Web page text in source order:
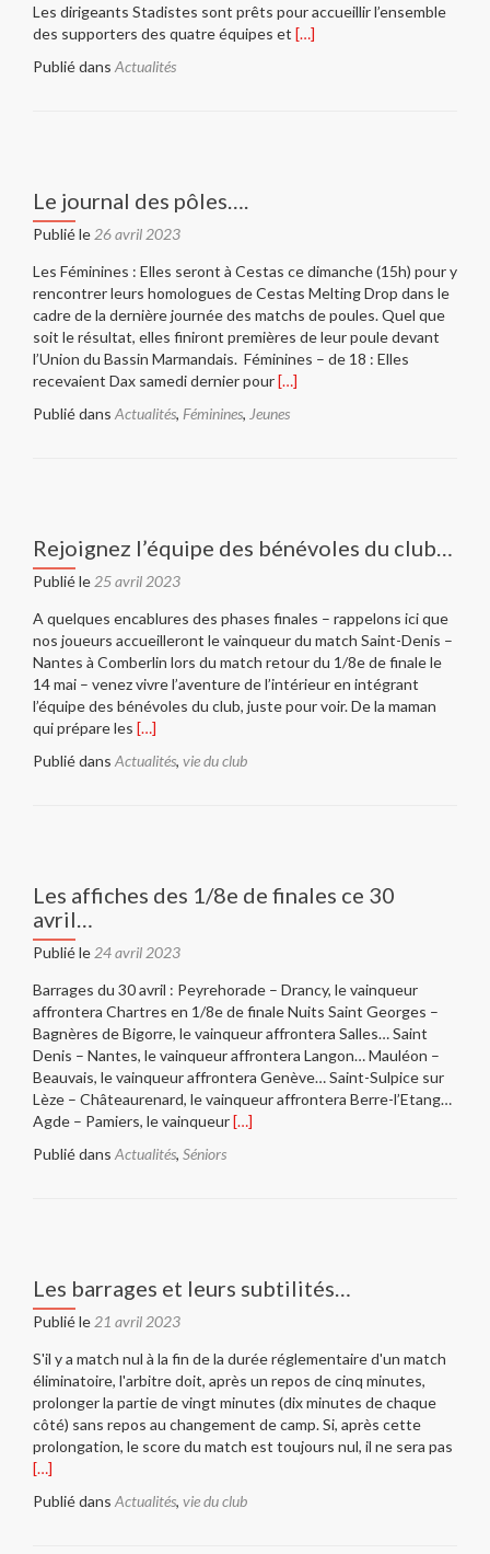
Les dirigeants Stadistes sont prêts pour accueillir l’ensemble
des supporters des quatre équipes et En
[…]
Publié dans Actualités
Le journal des pôles….
Publié le 26 avril 2023
Les Féminines : Elles seront à Cestas ce dimanche (15h) pour y
rencontrer leurs homologues de Cestas Melting Drop dans le
cadre de la dernière journée des matchs de poules. Quel que
soit le résultat, elles finiront premières de leur poule devant
l’Union du Bassin Marmandais. Féminines – de 18 : Elles
recevaient Dax samedi dernier pourEn
plus
[…]
Publié dans Actualités, Féminines, Jeunes
Rejoignez l’équipe des bénévoles du club…
Publié le 25 avril 2023
A quelques encablures des phases finales – rappelons ici que
nos joueurs accueilleront le vainqueur du match Saint-Denis –
Nantes à Comberlin lors du match retour du 1/8e de finale le
14 mai – venez vivre l’aventure de l’intérieur en intégrant
l’équipe des bénévoles du club, juste pour voir. De la maman
qui prépare les En
plus
club…
[…]
Publié dans Actualités, vie du club
Les affiches des 1/8e de finales ce 30
avril…
Publié le 24 avril 2023
Barrages du 30 avril : Peyrehorade – Drancy, le vainqueur
affrontera Chartres en 1/8e de finale Nuits Saint Georges –
Bagnères de Bigorre, le vainqueur affrontera Salles… Saint
Denis – Nantes, le vainqueur affrontera Langon… Mauléon –
Beauvais, le vainqueur affrontera Genève… Saint-Sulpice sur
Lèze – Châteaurenard, le vainqueur affrontera Berre-l’Etang…
Agde – Pamiers, le vainqueurEn
finales
avril…
[…]
Publié dans Actualités, Séniors
Les barrages et leurs subtilités…
Publié le 21 avril 2023
S'il y a match nul à la fin de la durée réglementaire d'un match
éliminatoire, l'arbitre doit, après un repos de cinq minutes,
prolonger la partie de vingt minutes (dix minutes de chaque
côté) sans repos au changement de camp. Si, après cette
prolongation, le score du match est toujours nul, il ne sera pas
[…]
Publié dans Actualités, vie du club